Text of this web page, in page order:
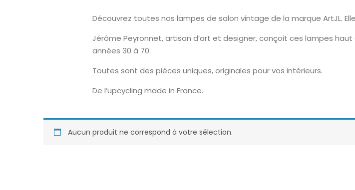
Découvrez toutes nos lampes de salon vintage de la marque ArtJL.
Jérôme Peyronnet, artisan d’art et designer, conçoit ces lampes
années 30 à 70.
Toutes sont des pièces uniques, originales pour vos intérieurs.
De l’upcycling made in France.
Aucun produit ne correspond à votre sélection.